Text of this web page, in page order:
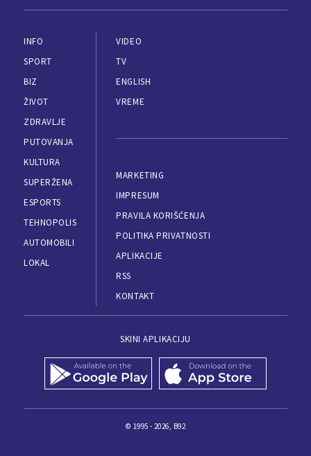
INFO
SPORT
BIZ
ŽIVOT
ZDRAVLJE
PUTOVANJA
KULTURA
SUPERŽENA
ESPORTS
TEHNOPOLIS
AUTOMOBILI
LOKAL
VIDEO
TV
ENGLISH
VREME
MARKETING
IMPRESUM
PRAVILA KORIŠĆENJA
POLITIKA PRIVATNOSTI
APLIKACIJE
RSS
KONTAKT
SKINI APLIKACIJU
© 1995 - 2026, B92